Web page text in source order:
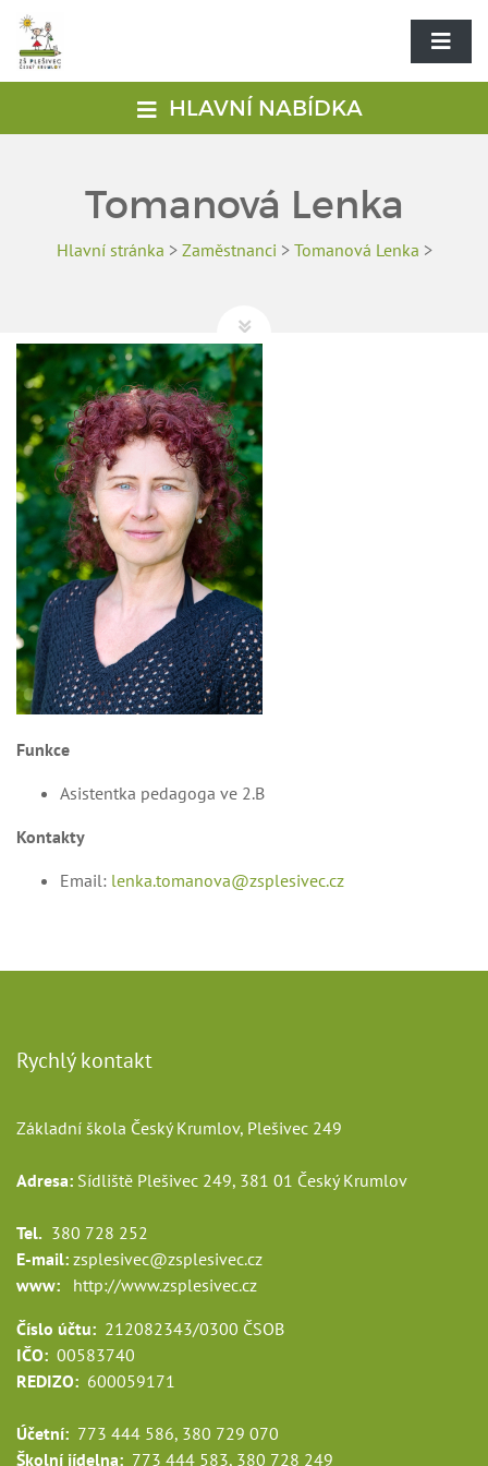
HLAVNÍ NABÍDKA
Tomanová Lenka
Hlavní stránka > Zaměstnanci > Tomanová Lenka >
Funkce
Asistentka pedagoga ve 2.B
Kontakty
Email: lenka.tomanova@zsplesivec.cz
Rychlý kontakt
Základní škola Český Krumlov, Plešivec 249
Adresa: Sídliště Plešivec 249, 381 01 Český Krumlov
Tel. 380 728 252
E-mail: zsplesivec@zsplesivec.cz
www: http://www.zsplesivec.cz
Číslo účtu: 212082343/0300 ČSOB
IČO: 00583740
REDIZO: 600059171
Účetní: 773 444 586, 380 729 070
Školní jídelna: 773 444 583, 380 728 249